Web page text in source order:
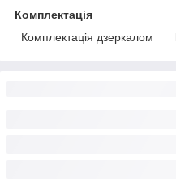
Комплектація
Комплектація дзеркалом